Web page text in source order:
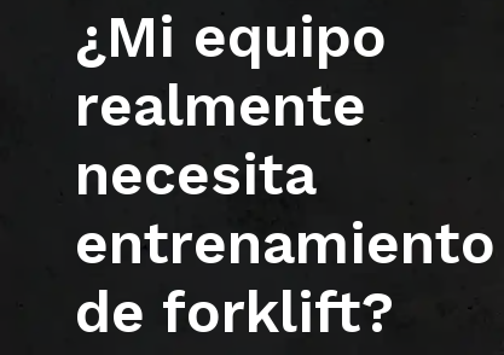
¿Mi equipo
realmente
necesita
entrenamiento
de forklift?